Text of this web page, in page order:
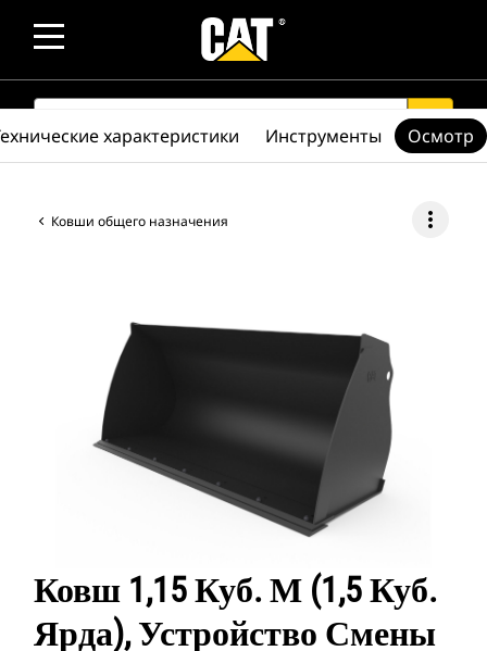
SEARCH search
Ковши общего назначения more_vert
Ковш 1,15 Куб. М (1,5 Куб.
Ярда), Устройство Смены
характеристики Инструменты Осмотр